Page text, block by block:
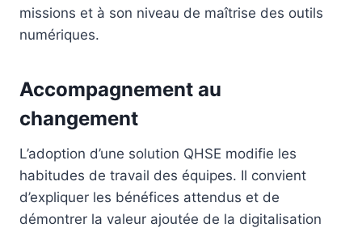
missions et à son niveau de maîtrise des outils
numériques.
Accompagnement au
changement
L’adoption d’une solution QHSE modifie les
habitudes de travail des équipes. Il convient
d’expliquer les bénéfices attendus et de
démontrer la valeur ajoutée de la digitalisation